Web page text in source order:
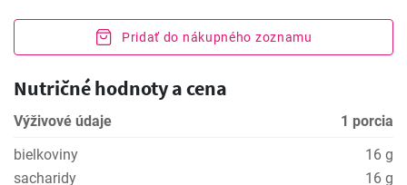
Pridať do nákupného zoznamu
Nutričné hodnoty a cena
Výživové údaje
1 porcia
bielkoviny
16 g
sacharidy
16 g